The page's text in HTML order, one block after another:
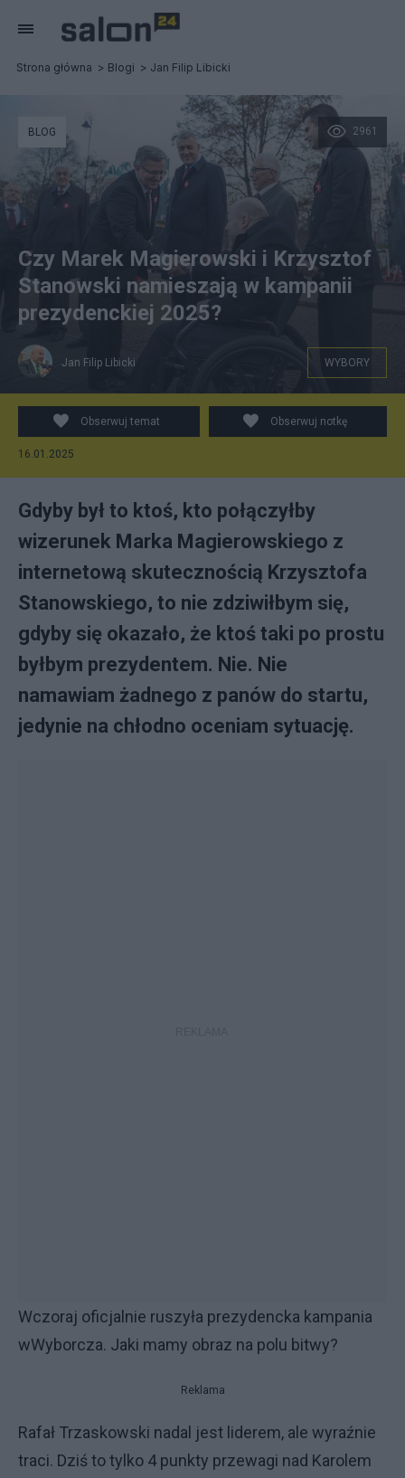
Strona główna Blogi Jan Filip Libicki
Z prezydentem Bronisławem Komorowskim, Warszawa,
11 listopada 2014.
2961
BLOG
Czy Marek Magierowski i Krzysztof
Stanowski namieszają w kampanii
prezydenckiej 2025?
Jan Filip Libicki WYBORY
Obserwuj temat Obserwuj notkę
16.01.2025
Gdyby był to ktoś, kto połączyłby
wizerunek Marka Magierowskiego z
internetową skutecznością Krzysztofa
Stanowskiego, to nie zdziwiłbym się,
gdyby się okazało, że ktoś taki po prostu
byłbym prezydentem. Nie. Nie
namawiam żadnego z panów do startu,
jedynie na chłodno oceniam sytuację.
Wczoraj oficjalnie ruszyła prezydencka kampania
wWyborcza. Jaki mamy obraz na polu bitwy?
Reklama
Rafał Trzaskowski nadal jest liderem, ale wyraźnie
traci. Dziś to tylko 4 punkty przewagi nad Karolem